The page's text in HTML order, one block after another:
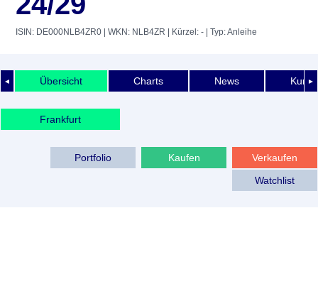
ISIN: DE000NLB4ZR0 | WKN: NLB4ZR | Kürzel: - | Typ: Anleihe
◄ ►
Übersicht Charts News
Frankfurt
Verkaufen
Kaufen
Portfolio
Watchlist